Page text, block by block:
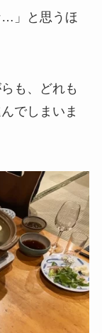
…」と思うほ
も、どれも
でしまいま